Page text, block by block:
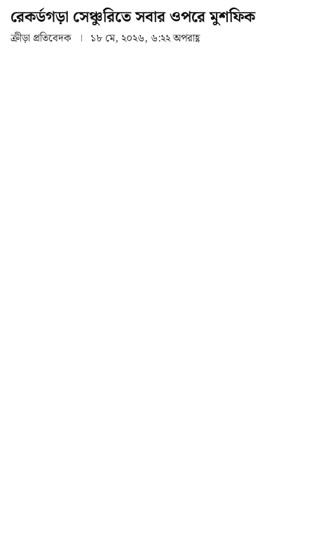
রেকর্ডগড়া সেঞ্চুরিতে সবার ওপরে মুশফিক
ক্রীড়া প্রতিবেদক ১৮ মে, ২০২৬, ৬:২২ অপরাহ্ণ